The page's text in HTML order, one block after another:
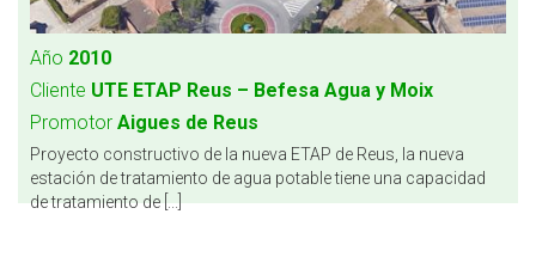
Año 2010
Cliente UTE ETAP Reus – Befesa Agua y Moix
Promotor Aigues de Reus
Proyecto constructivo de la nueva ETAP de Reus, la nueva
estación de tratamiento de agua potable tiene una capacidad
de tratamiento de [...]